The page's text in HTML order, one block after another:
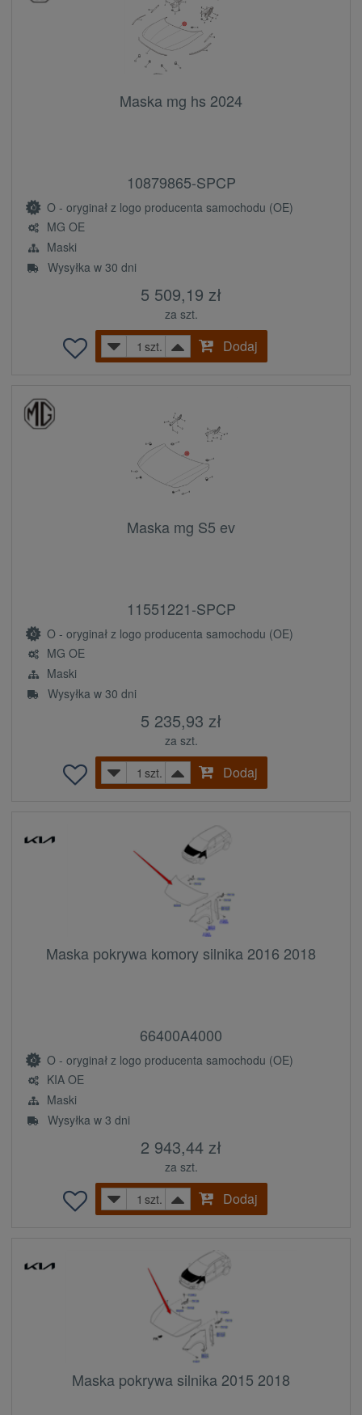
Maska mg hs 2024
10879865-SPCP
O - oryginał z logo producenta samochodu (OE)
MG OE
Maski
Wysyłka w 30 dni
5 509,19 zł
za szt.
szt.
Dodaj
Maska mg S5 ev
11551221-SPCP
O - oryginał z logo producenta samochodu (OE)
MG OE
Maski
Wysyłka w 30 dni
5 235,93 zł
za szt.
szt.
Dodaj
Maska pokrywa komory silnika 2016 2018
66400A4000
O - oryginał z logo producenta samochodu (OE)
KIA OE
Maski
Wysyłka w 3 dni
2 943,44 zł
za szt.
szt.
Dodaj
Maska pokrywa silnika 2015 2018